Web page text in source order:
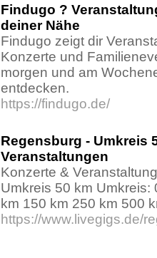
Findugo ?
deiner Nähe
Findugo zeigt dir
Konzerte und
morgen und am
entdecken.
https://findugo.de/
Regensburg - Umkreis
Veranstaltungen
Konzerte &
Umkreis 50 km
km 150 km 250 km 500
https://www.livegigs.de/